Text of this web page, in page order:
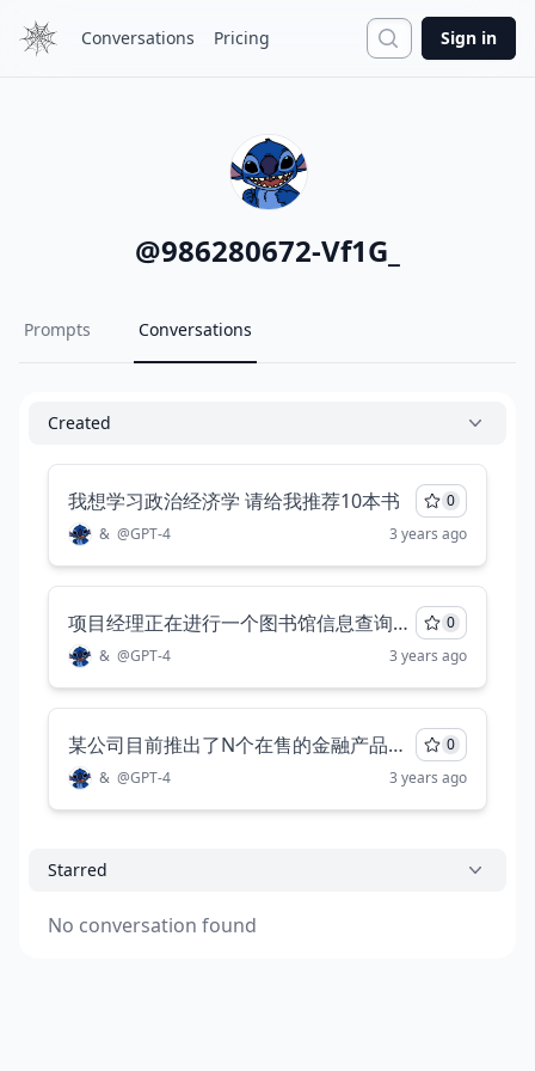
Conversations Pricing Search
Sign in
@986280672-Vf1G_
Prompts Conversations
Created
我想学习政治经济学 请给我推荐10本书
0
& @GPT-4 3 years ago
项目经理正在进行一个图书馆信息查询系统的项目估算，他采用 Delphi 的专家估算方 法，邀请了 3 位专家进行估算，第一位专家给出了 2 万元、7 万元、12 万元的估算值，第二 位专家给出了 4 万元、6 万元、8 万元的估算值，第三位专家给出 2 万元、6 万元、10 万元 的估算值，试计算这个项目的成本估算值
0
& @GPT-4 3 years ago
某公司目前推出了N个在售的金融产品（1<N≤100），对于张三，我们用a,表示他购买了a；（0≤a<104）单位份额的第价个产品(1≤14N），现给出K（1<K<N）个方蜜，通过这些方室，能够支持将多个不同的产品进行整合（也可以对单个产品进行优化）形成新的产品，新的产品形成后，然用户持有了组成新产品所需的全部的原产品份额，则能够将用户持有的原产品份额转换为新产品的份额，各顺产届份额与新产品份额比例均为1:1。 我们保证，对于德个产品最多存在一个方窑使用旧产品整合成该产品，并且根据方案产出的新产品的产品编号均大于各旧产品的产品病写，现就划根据这些方基，帮助部分原升级到绿新产品的用户对产品进行升级。清协助工作人员计算当前用户能够转深出的最新产品的期的最大值.|输入描述 第一行包含整数N.第二行包含N个整数ai。第三行包含整数K。 接下来的K行，每一行代表一个方案，每一行包含整数L和M(M>1），L为该方窒产生的新产品的偏号，M代表方蜜所需原产品个数，按下来的 M个整数代表了该方窗所需的每个原产品的个数。 |输出描述 根据目前的分额和给出的方案，经过若干次转换，输出当前用户能够得到产品N的份额最大值. 使用golang
0
& @GPT-4 3 years ago
Starred
No conversation found